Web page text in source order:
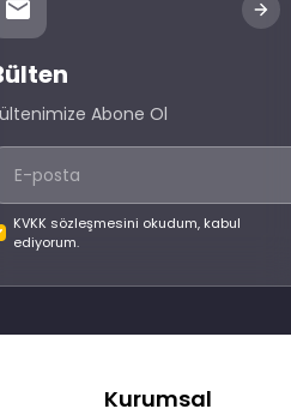
Abone Ol
KVKK sözleşmesini okudum, kabul
ediyorum.
Kurumsal